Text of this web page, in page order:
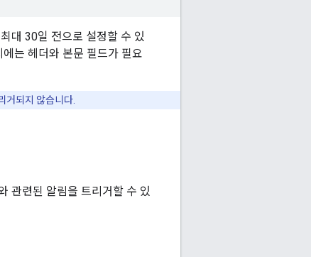
대 30일 전으로 설정할 수 있
는 헤더와 본문 필드가 필요
거되지 않습니다.
관련된 알림을 트리거할 수 있